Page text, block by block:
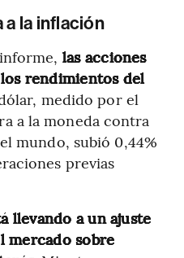
a la inflación
las acciones
rendimientos del
medido por el
a la moneda contra
mundo, subió 0,44%
previas
llevando a un ajuste
mercado sobre